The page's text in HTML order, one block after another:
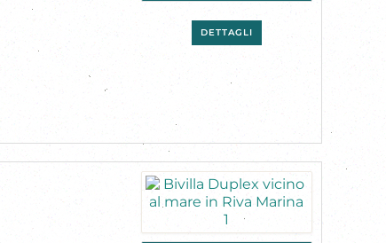
DETTAGLI